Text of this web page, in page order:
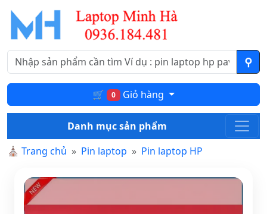
🛒 0 Giỏ hàng
Danh mục sản phẩm
⛪ Trang chủ Pin laptop Pin laptop HP